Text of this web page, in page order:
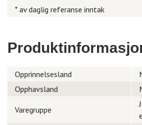
* av daglig referanse inntak
Opprinnelsesland
Opphavsland
Varegruppe